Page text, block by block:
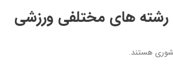
رشته های مختلفی ورزشی
هستند.